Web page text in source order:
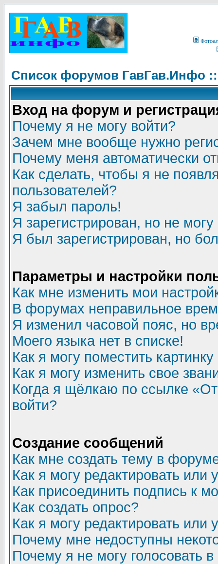
Список форумов ГавГав.Инфо
Вход на форум и
Почему я не могу войти?
Зачем мне вообще нужно
Почему меня автоматически
Как сделать, чтобы я не
пользователей?
Я забыл пароль!
Я зарегистрирован, но не могу
Я был зарегистрирован, но
Параметры и настройки
Как мне изменить мои
В форумах неправильное
Я изменил часовой пояс, но
Моего языка нет в списке!
Как я могу поместить
Как я могу изменить свое
Когда я щёлкаю по ссылке
войти?
Создание сообщений
Как мне создать тему в
Как я могу редактировать или
Как присоединить подпись к
Как создать опрос?
Как я могу редактировать или
Почему мне недоступны
Почему я не могу голосовать